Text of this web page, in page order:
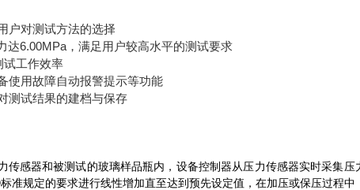
户对测试方法的选择
达6.00MPa，满足用户较高水平的测试要求
试工作效率
使用故障自动报警提示等功能
测试结果的建档与保存
感器和被测试的玻璃样品瓶内，设备控制器从压力传感器实时采集压
准规定的要求进行线性增加直至达到预先设定值，在加压或保压过程中